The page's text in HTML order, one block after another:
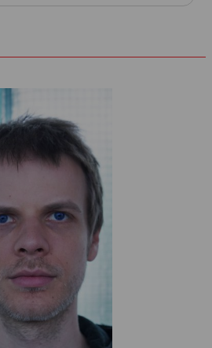
in der Regie von Michael
Lausitz Festivals 2025 eröffnet